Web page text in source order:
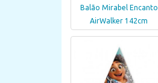
Balão Mirabel Encanto
AirWalker 142cm